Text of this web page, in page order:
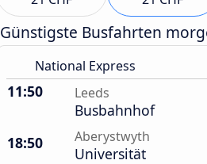
Günstigste Busfahrten
National Express
11:50 Leeds
Busbahnhof
18:50
Aberystwyth
Universität